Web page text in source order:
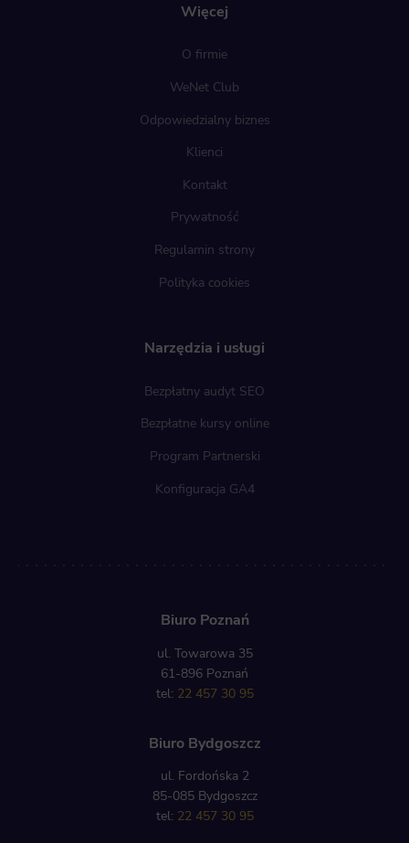
Więcej
O firmie
WeNet Club
Odpowiedzialny biznes
Klienci
Kontakt
Prywatność
Regulamin strony
Polityka cookies
Narzędzia i usługi
Bezpłatny audyt SEO
Bezpłatne kursy online
Program Partnerski
Konfiguracja GA4
Biuro Poznań
ul. Towarowa 35
61-896 Poznań
tel: 22 457 30 95
Biuro Bydgoszcz
ul. Fordońska 2
85-085 Bydgoszcz
tel: 22 457 30 95